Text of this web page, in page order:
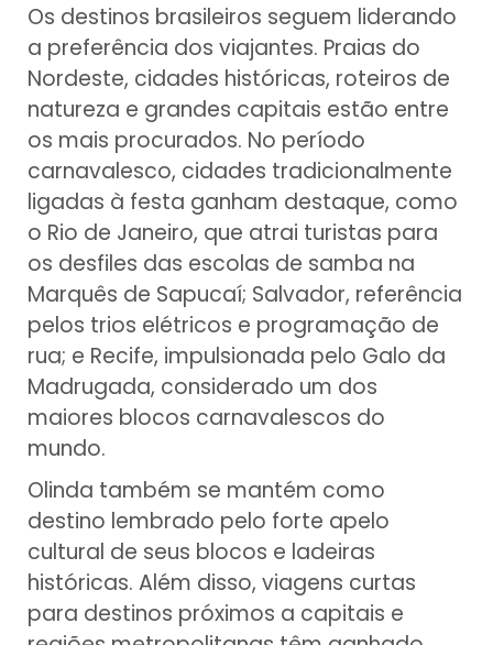
Os destinos brasileiros seguem liderando
a preferência dos viajantes. Praias do
Nordeste, cidades históricas, roteiros de
natureza e grandes capitais estão entre
os mais procurados. No período
carnavalesco, cidades tradicionalmente
ligadas à festa ganham destaque, como
o Rio de Janeiro, que atrai turistas para
os desfiles das escolas de samba na
Marquês de Sapucaí; Salvador, referência
pelos trios elétricos e programação de
rua; e Recife, impulsionada pelo Galo da
Madrugada, considerado um dos
maiores blocos carnavalescos do
mundo.
Olinda também se mantém como
destino lembrado pelo forte apelo
cultural de seus blocos e ladeiras
históricas. Além disso, viagens curtas
para destinos próximos a capitais e